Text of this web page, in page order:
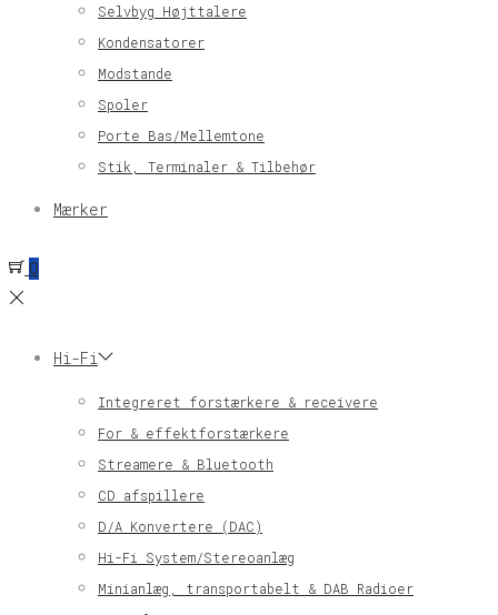
Selvbyg Højttalere
Kondensatorer
Modstande
Spoler
Porte Bas/Mellemtone
Stik, Terminaler & Tilbehør
Mærker
0
Hi-Fi
Integreret forstærkere & receivere
For & effektforstærkere
Streamere & Bluetooth
CD afspillere
D/A Konvertere (DAC)
Hi-Fi System/Stereoanlæg
Minianlæg, transportabelt & DAB Radioer